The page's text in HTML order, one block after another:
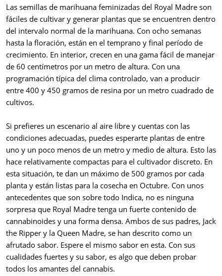
Las semillas de marihuana feminizadas del Royal Madre son
fáciles de cultivar y generar plantas que se encuentren dentro
del intervalo normal de la marihuana. Con ocho semanas
hasta la floración, están en el temprano y final período de
crecimiento. En interior, crecen en una gama fácil de manejar
de 60 centímetros por un metro de altura. Con una
programación típica del clima controlado, van a producir
entre 400 y 450 gramos de resina por un metro cuadrado de
cultivos.
Si prefieres un escenario al aire libre y cuentas con las
condiciones adecuadas, puedes esperarte plantas de entre
uno y un poco menos de un metro y medio de altura. Esto las
hace relativamente compactas para el cultivador discreto. En
esta situación, te dan un máximo de 500 gramos por cada
planta y están listas para la cosecha en Octubre. Con unos
antecedentes que son sobre todo Indica, no es ninguna
sorpresa que Royal Madre tenga un fuerte contenido de
cannabinoides y una forma densa. Ambos de sus padres, Jack
the Ripper y la Queen Madre, se han descrito como un
afrutado sabor. Espere el mismo sabor en esta. Con sus
cualidades fuertes y su sabor, es algo que deben probar
todos los amantes del cannabis.